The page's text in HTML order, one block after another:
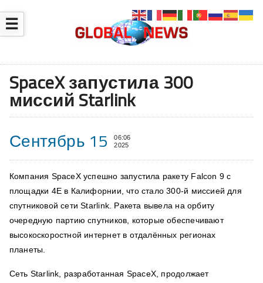
☰
SpaceX запустила 300
миссий Starlink
Сентябрь 15
06:06
2025
Компания SpaceX успешно запустила ракету Falcon 9 с
площадки 4E в Калифорнии, что стало 300-й миссией для
спутниковой сети Starlink. Ракета вывела на орбиту
очередную партию спутников, которые обеспечивают
высокоскоростной интернет в отдалённых регионах
планеты.
Сеть Starlink, разработанная SpaceX, продолжает